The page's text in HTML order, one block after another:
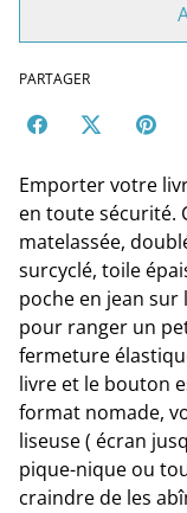
PARTAGER
Emporter votre
en toute sécurité.
matelassée,
surcyclé, toile
poche en jean
pour ranger un
fermeture
livre et le bouton
format nomade,
liseuse ( écran
pique-nique ou
craindre de les